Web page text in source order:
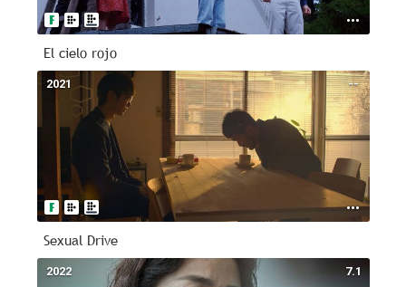
El cielo rojo
--
2021
Sexual Drive
7.1
2022